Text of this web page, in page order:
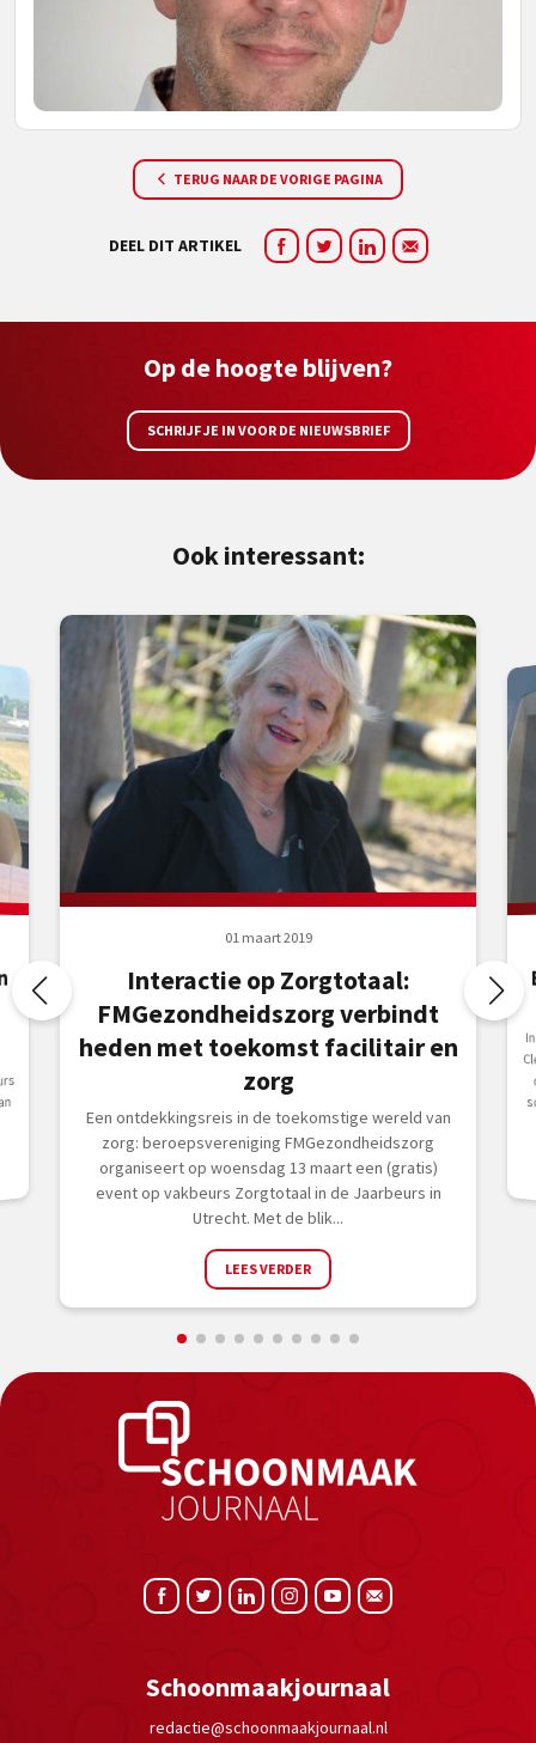
TERUG NAAR DE VORIGE PAGINA
DEEL DIT ARTIKEL
Op de hoogte blijven?
SCHRIJF JE IN VOOR DE NIEUWSBRIEF
Ook interessant:
01 maart 2019
Interactie op Zorgtotaal:
FMGezondheidszorg verbindt
heden met toekomst facilitair en
zorg
Een ontdekkingsreis in de toekomstige wereld van
zorg: beroepsvereniging FMGezondheidszorg
organiseert op woensdag 13 maart een (gratis)
event op vakbeurs Zorgtotaal in de Jaarbeurs in
Utrecht. Met de blik...
LEES VERDER
Schoonmaakjournaal
redactie@schoonmaakjournaal.nl